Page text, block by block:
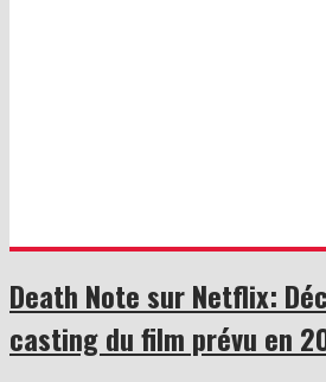
Death Note sur Netflix:
casting du film prévu en